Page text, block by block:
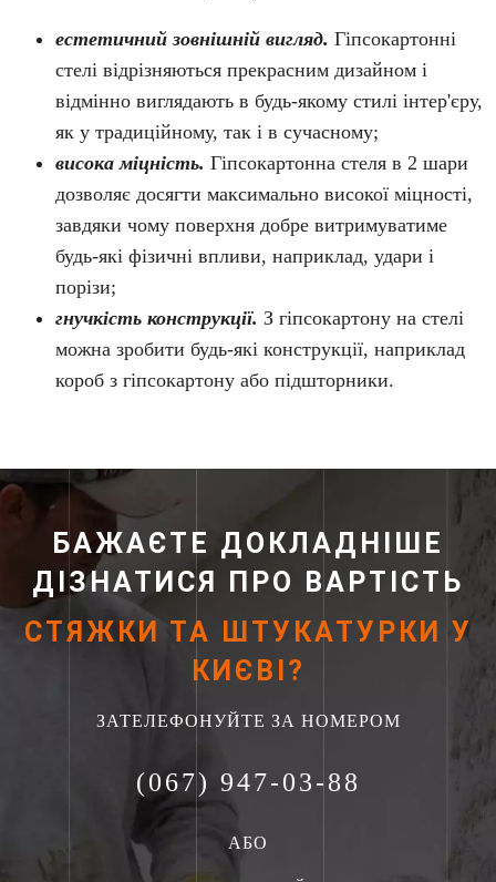
естетичний зовнішній вигляд. Гіпсокартонні
стелі відрізняються прекрасним дизайном і
відмінно виглядають в будь-якому стилі інтер'єру,
як у традиційному, так і в сучасному;
висока міцність. Гіпсокартонна стеля в 2 шари
дозволяє досягти максимально високої міцності,
завдяки чому поверхня добре витримуватиме
будь-які фізичні впливи, наприклад, удари і
порізи;
гнучкість конструкції. З гіпсокартону на стелі
можна зробити будь-які конструкції, наприклад
короб з гіпсокартону або підшторники.
БАЖАЄТЕ ДОКЛАДНІШЕ
ДІЗНАТИСЯ ПРО ВАРТІСТЬ
СТЯЖКИ ТА ШТУКАТУРКИ У
КИЄВІ?
ЗАТЕЛЕФОНУЙТЕ ЗА НОМЕРОМ
(067) 947-03-88
АБО